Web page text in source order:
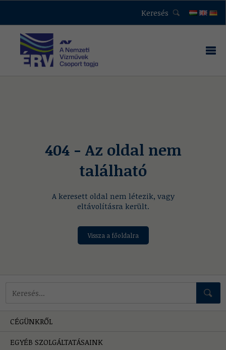
Keresés
404 - Az oldal nem
található
A keresett oldal nem létezik, vagy
eltávolításra került.
Vissza a főoldalra
Mire keressünk?
CÉGÜNKRŐL
EGYÉB SZOLGÁLTATÁSAINK